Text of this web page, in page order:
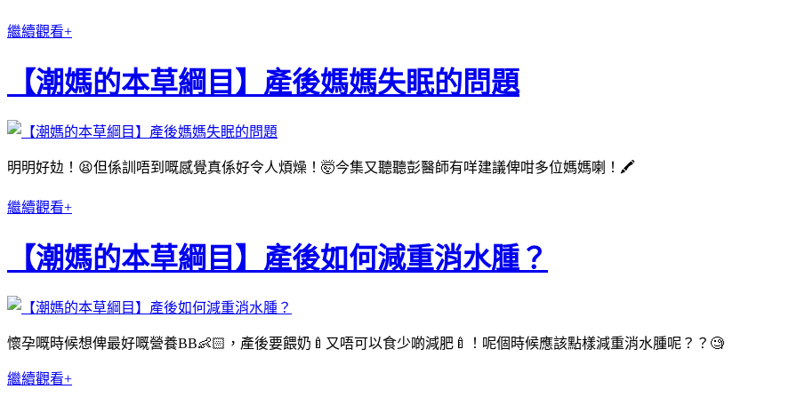
繼續觀看+
【潮媽的本草綱目】產後媽媽失眠的問題
明明好攰！😫但係訓唔到嘅感覺真係好令人煩燥！🤯今集又聽聽彭醫師有咩建議俾咁多位媽媽喇！🖍
繼續觀看+
【潮媽的本草綱目】產後如何減重消水腫？
懷孕嘅時候想俾最好嘅營養BB👶🏻，產後要餵奶🍼又唔可以食少啲減肥🍼！呢個時候應該點樣減重消水腫呢？？🧐
繼續觀看+